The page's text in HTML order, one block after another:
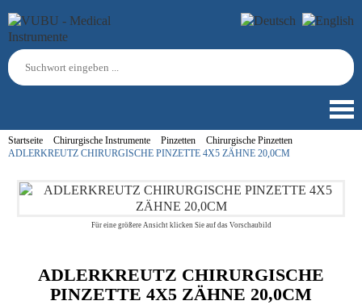
Startseite Chirurgische Instrumente Pinzetten
Chirurgische Pinzetten
ADLERKREUTZ CHIRURGISCHE PINZETTE 4X5 ZÄHNE 20,0CM
Für eine größere Ansicht klicken Sie auf das Vorschaubild
ADLERKREUTZ CHIRURGISCHE
PINZETTE 4X5 ZÄHNE 20,0CM